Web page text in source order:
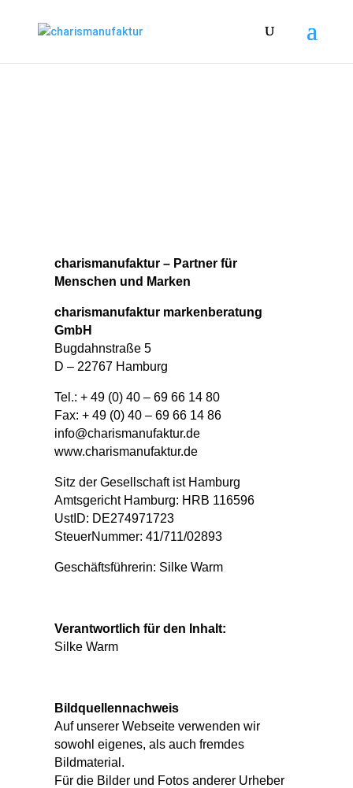
charismanufaktur – Partner für
Menschen und Marken
charismanufaktur markenberatung
GmbH
Bugdahnstraße 5
D – 22767 Hamburg
Tel.: + 49 (0) 40 – 69 66 14 80
Fax: + 49 (0) 40 – 69 66 14 86
info@charismanufaktur.de
www.charismanufaktur.de
Sitz der Gesellschaft ist Hamburg
Amtsgericht Hamburg: HRB 116596
UstID: DE274971723
SteuerNummer: 41/711/02893
Geschäftsführerin: Silke Warm
Verantwortlich für den Inhalt:
Silke Warm
Bildquellennachweis
Auf unserer Webseite verwenden wir
sowohl eigenes, als auch fremdes
Bildmaterial.
Für die Bilder und Fotos anderer Urheber